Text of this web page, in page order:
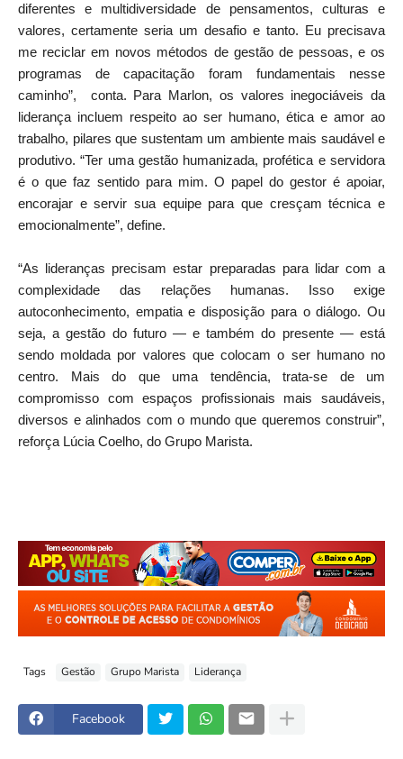
diferentes e multidiversidade de pensamentos, culturas e
valores, certamente seria um desafio e tanto. Eu precisava
me reciclar em novos métodos de gestão de pessoas, e os
programas de capacitação foram fundamentais nesse
caminho”, conta. Para Marlon, os valores inegociáveis da
liderança incluem respeito ao ser humano, ética e amor ao
trabalho, pilares que sustentam um ambiente mais saudável e
produtivo. “Ter uma gestão humanizada, profética e servidora
é o que faz sentido para mim. O papel do gestor é apoiar,
encorajar e servir sua equipe para que cresçam técnica e
emocionalmente”, define.
“As lideranças precisam estar preparadas para lidar com a
complexidade das relações humanas. Isso exige
autoconhecimento, empatia e disposição para o diálogo. Ou
seja, a gestão do futuro — e também do presente — está
sendo moldada por valores que colocam o ser humano no
centro. Mais do que uma tendência, trata-se de um
compromisso com espaços profissionais mais saudáveis,
diversos e alinhados com o mundo que queremos construir”,
reforça Lúcia Coelho, do Grupo Marista.
Tags Gestão Grupo Marista Liderança
Facebook